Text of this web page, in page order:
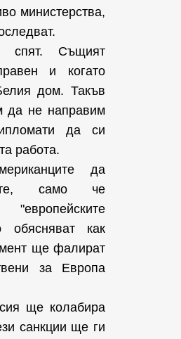
министерства,
спят. Същият
и когато
дом. Такъв
да не направим
да си
работа.
да
само че
обясняват как
ще фалират
за Европа
ще колабира
санкции ще ги